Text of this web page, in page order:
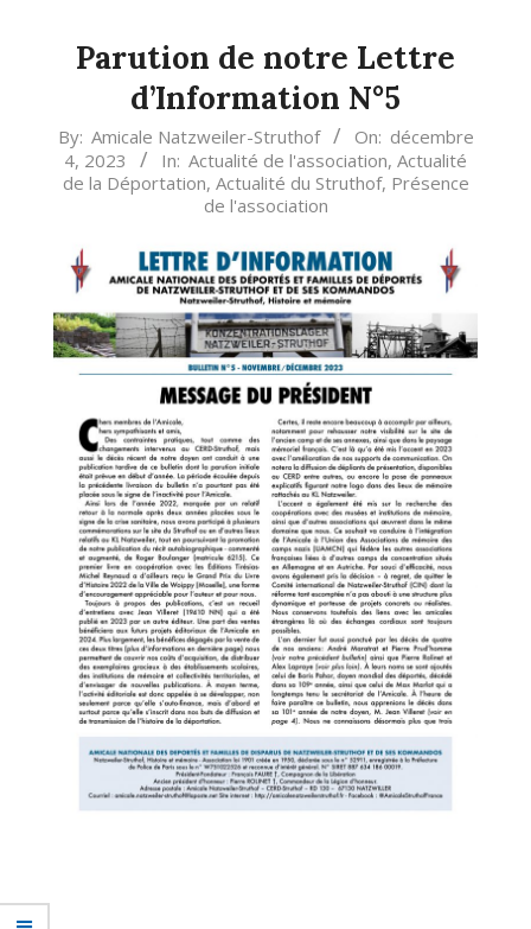
Parution de notre Lettre
d’Information N°5
2023-
12-
04
By: Amicale Natzweiler-Struthof On: décembre
4, 2023
In: Actualité de l'association, Actualité
de la Déportation, Actualité du Struthof, Présence
de l'association